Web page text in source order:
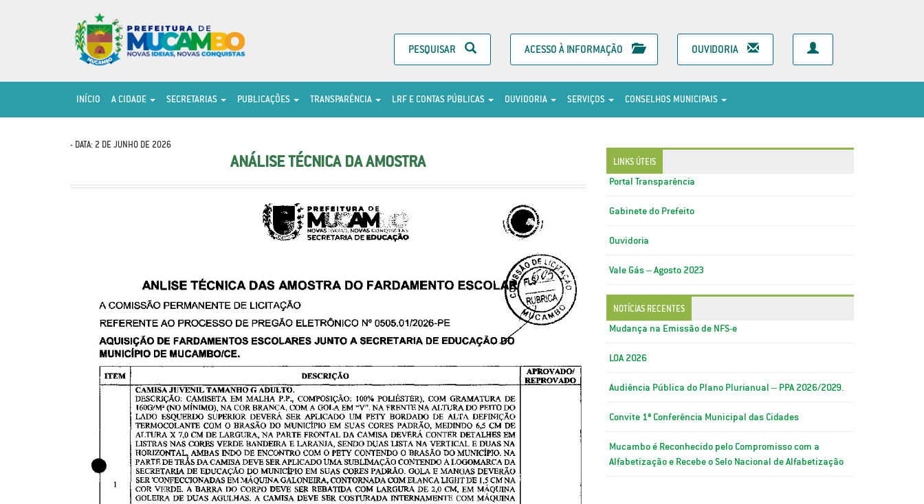
PESQUISAR ACESSO À INFORMAÇÃO OUVIDORIA
INÍCIO A CIDADE SECRETARIAS PUBLICAÇÕES TRANSPARÊNCIA LRF E CONTAS PÚBLICAS OUVIDORIA SERVIÇOS CONSELHOS MUNICIPAIS
- DATA: 2 DE JUNHO DE 2026
ANÁLISE TÉCNICA DA AMOSTRA LINKS ÚTEIS
Portal Transparência
Gabinete do Prefeito
Ouvidoria
Vale Gás – Agosto 2023
NOTÍCIAS RECENTES
Mudança na Emissão de NFS-e
LOA 2026
Audiência Pública do Plano Plurianual – PPA 2026/2029.
Convite 1ª Conferência Municipal das Cidades
Mucambo é Reconhecido pelo Compromisso com a
Alfabetização e Recebe o Selo Nacional de Alfabetização